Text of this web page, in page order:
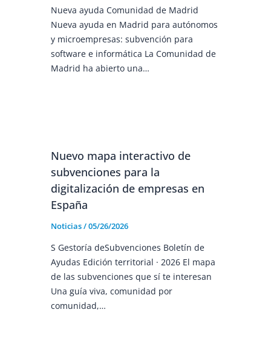
Nueva ayuda Comunidad de Madrid
Nueva ayuda en Madrid para autónomos
y microempresas: subvención para
software e informática La Comunidad de
Madrid ha abierto una…
Nuevo mapa interactivo de
subvenciones para la
digitalización de empresas en
España
Noticias/05/26/2026
S Gestoría deSubvenciones Boletín de
Ayudas Edición territorial · 2026 El mapa
de las subvenciones que sí te interesan
Una guía viva, comunidad por
comunidad,…